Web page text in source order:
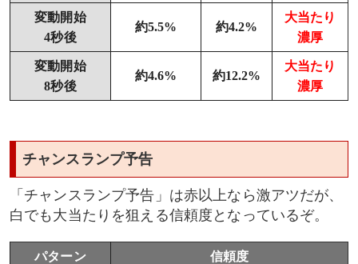
変動開始
4秒後
約5.5% 約4.2%
大当たり
濃厚
変動開始
8秒後
約4.6% 約12.2%
大当たり
濃厚
チャンスランプ予告
「チャンスランプ予告」は赤以上なら激アツだが、
白でも大当たりを狙える信頼度となっているぞ。
パターン 信頼度